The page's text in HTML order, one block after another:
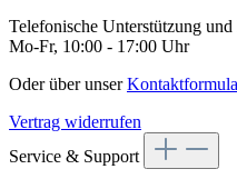
Telefonische Unterstützung
Mo-Fr, 10:00 - 17:00 Uhr
Oder über unser
Vertrag widerrufen
Service & Support